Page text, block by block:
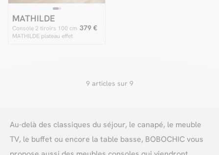
MATHILDE
Console 2 tiroirs 100 cm
MATHILDE plateau effet
379 €
9 articles sur 9
Au-delà des classiques du séjour, le canapé, le meuble
TV, le buffet ou encore la table basse, BOBOCHIC vous